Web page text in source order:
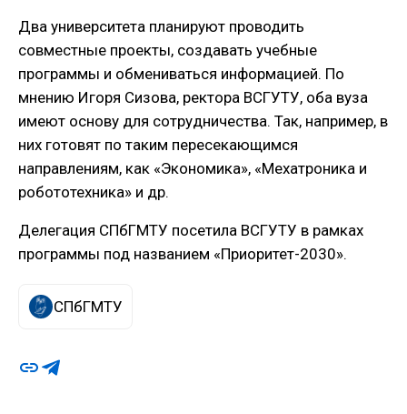
Два университета планируют проводить
совместные проекты, создавать учебные
программы и обмениваться информацией. По
мнению Игоря Сизова, ректора ВСГУТУ, оба вуза
имеют основу для сотрудничества. Так, например, в
них готовят по таким пересекающимся
направлениям, как «Экономика», «Мехатроника и
робототехника» и др.
Делегация СПбГМТУ посетила ВСГУТУ в рамках
программы под названием «Приоритет-2030».
СПбГМТУ